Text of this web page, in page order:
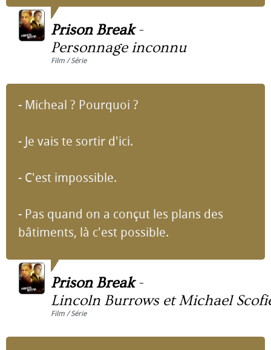
Prison Break-
Personnage inconnu
Film / Série
- Micheal ? Pourquoi ?
- Je vais te sortir d'ici.
- C'est impossible.
- Pas quand on a conçut les plans des
bâtiments, là c'est possible.
Prison Break-
Lincoln Burrows et Michael
Film / Série